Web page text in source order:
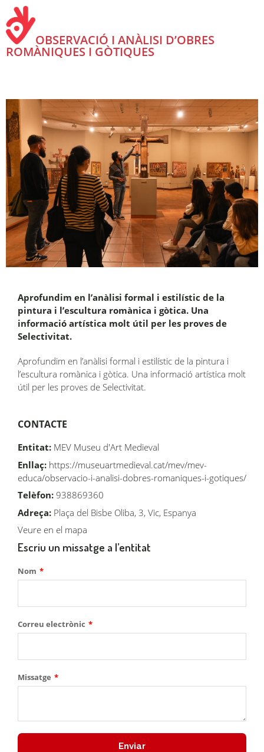
OBSERVACIÓ I ANÀLISI D’OBRES
ROMÀNIQUES I GÒTIQUES
Aprofundim en l’anàlisi formal i estilístic de la
pintura i l’escultura romànica i gòtica. Una
informació artística molt útil per les proves de
Selectivitat.
Aprofundim en l’anàlisi formal i estilístic de la pintura i
l’escultura romànica i gòtica. Una informació artística molt
útil per les proves de Selectivitat.
CONTACTE
Entitat: MEV Museu d'Art Medieval
Enllaç: https://museuartmedieval.cat/mev/mev-
educa/observacio-i-analisi-dobres-romaniques-i-gotiques/
Telèfon: 938869360
Adreça: Plaça del Bisbe Oliba, 3, Vic, Espanya
Veure en el mapa
Escriu un missatge a l’entitat
Nom
Correu electrònic
Missatge
Enviar